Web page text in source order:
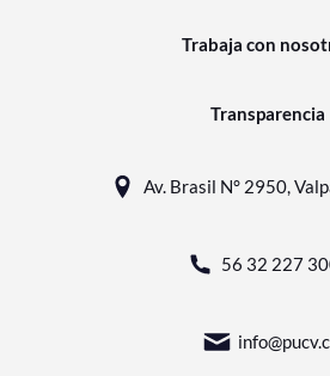
Trabaja con
Transparencia
Av. Brasil N° 2950,
56 32 227